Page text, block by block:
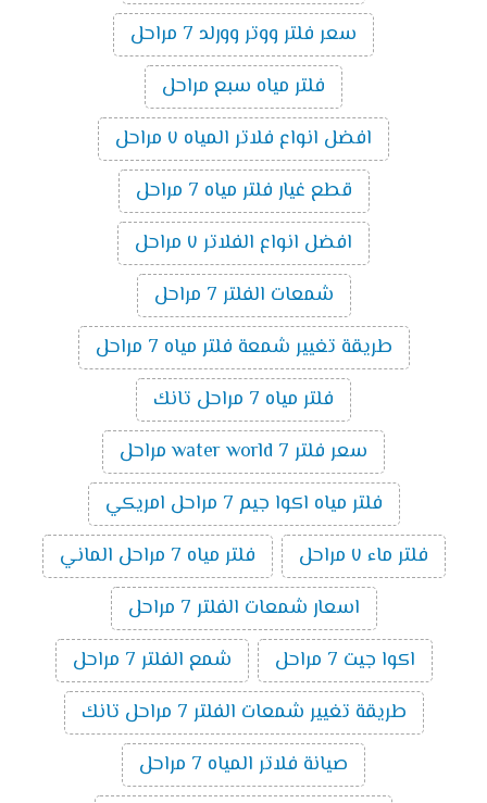
سعر فلتر ووتر وورلد 7 مراحل
فلتر مياه سبع مراحل
افضل انواع فلاتر المياه ٧ مراحل
قطع غيار فلتر مياه 7 مراحل
افضل انواع الفلاتر ٧ مراحل
شمعات الفلتر 7 مراحل
طريقة تغيير شمعة فلتر مياه 7 مراحل
فلتر مياه 7 مراحل تانك
سعر فلتر water world 7 مراحل
فلتر مياه اكوا جيم 7 مراحل امريكي
فلتر ماء ٧ مراحل
فلتر مياه 7 مراحل الماني
اسعار شمعات الفلتر 7 مراحل
اكوا جيت 7 مراحل
شمع الفلتر 7 مراحل
طريقة تغيير شمعات الفلتر 7 مراحل تانك
صيانة فلاتر المياه 7 مراحل